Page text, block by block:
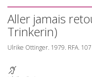
Aller jamais
Trinkerin)
Ulrike Ottinger. 1979. RFA.